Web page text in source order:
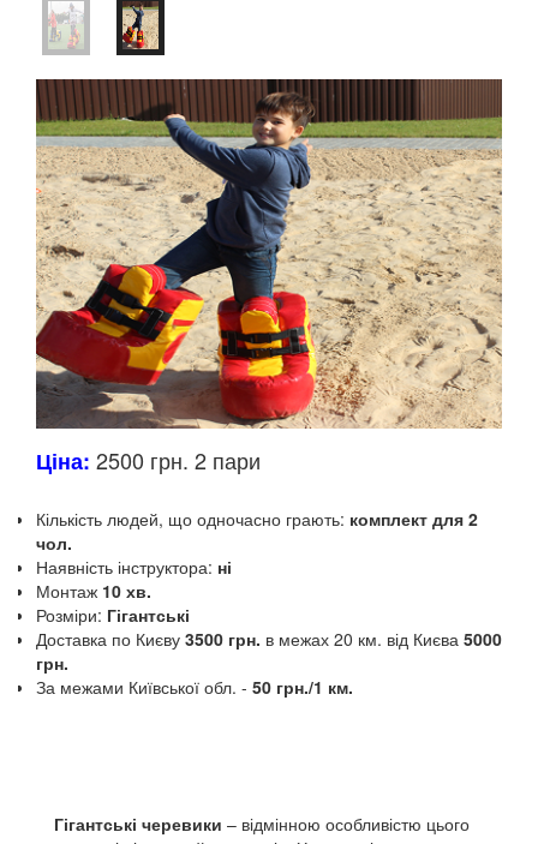
Ціна: 2500 грн. 2 пари
Кількість людей, що одночасно грають: комплект для 2
чол.
Наявність інструктора: ні
Монтаж 10 хв.
Розміри: Гігантські
Доставка по Києву 3500 грн. в межах 20 км. від Києва 5000
грн.
За межами Київської обл. - 50 грн./1 км.
Гігантські черевики – відмінною особливістю цього